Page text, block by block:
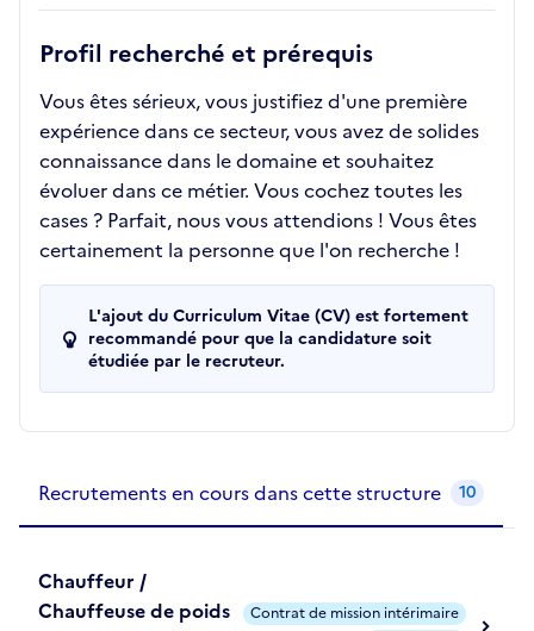
Profil recherché et prérequis
Vous êtes sérieux, vous justifiez d'une première
expérience dans ce secteur, vous avez de solides
connaissance dans le domaine et souhaitez
évoluer dans ce métier. Vous cochez toutes les
cases ? Parfait, nous vous attendions ! Vous êtes
certainement la personne que l'on recherche !
L'ajout du Curriculum Vitae (CV) est fortement
recommandé pour que la candidature soit
étudiée par le recruteur.
Recrutements en cours dans cette structure 10
Chauffeur /
Chauffeuse de poids
Contrat de mission intérimaire